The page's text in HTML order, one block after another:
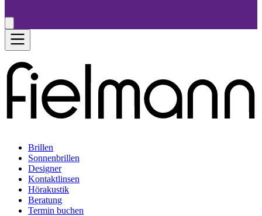
Brillen
Sonnenbrillen
Designer
Kontaktlinsen
Hörakustik
Beratung
Termin buchen